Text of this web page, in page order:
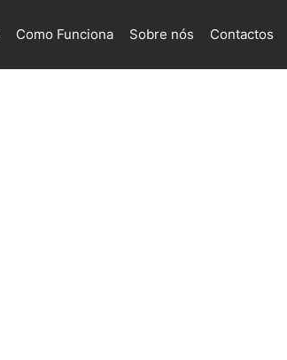
Como Funciona Sobre nós Contactos